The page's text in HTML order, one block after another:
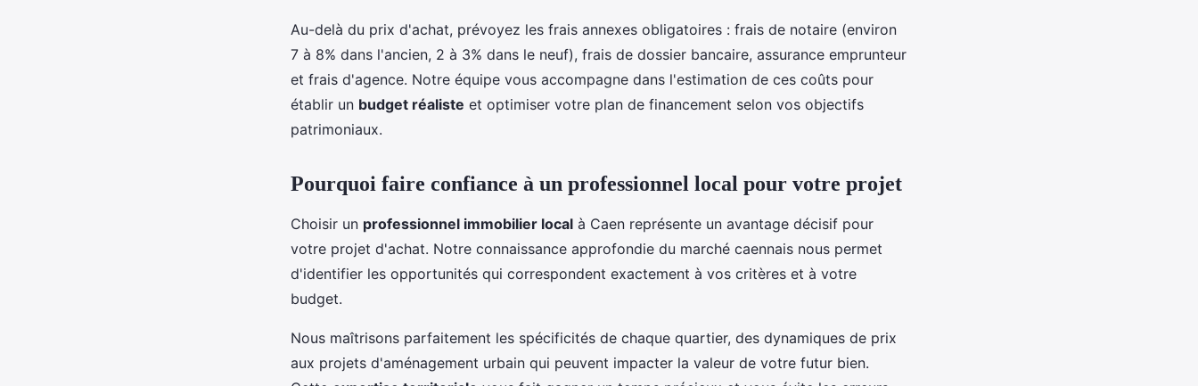
Au-delà du prix d'achat, prévoyez les frais annexes obligatoires : frais de notaire (environ
7 à 8% dans l'ancien, 2 à 3% dans le neuf), frais de dossier bancaire, assurance emprunteur
et frais d'agence. Notre équipe vous accompagne dans l'estimation de ces coûts pour
établir un budget réaliste et optimiser votre plan de financement selon vos objectifs
patrimoniaux.
Pourquoi faire confiance à un professionnel local pour votre projet
Choisir un professionnel immobilier local à Caen représente un avantage décisif pour
votre projet d'achat. Notre connaissance approfondie du marché caennais nous permet
d'identifier les opportunités qui correspondent exactement à vos critères et à votre
budget.
Nous maîtrisons parfaitement les spécificités de chaque quartier, des dynamiques de prix
aux projets d'aménagement urbain qui peuvent impacter la valeur de votre futur bien.